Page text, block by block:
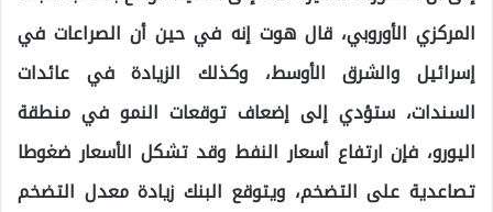
المركزي الأوروبي، قال هوت إنه في حين أن الصراعات في
إسرائيل والشرق الأوسط، وكذلك الزيادة في عائدات
السندات، ستؤدي إلى إضعاف توقعات النمو في منطقة
اليورو، فإن ارتفاع أسعار النفط وقد تشكل الأسعار ضغوطا
تصاعدية على التضخم، ويتوقع البنك زيادة معدل التضخم